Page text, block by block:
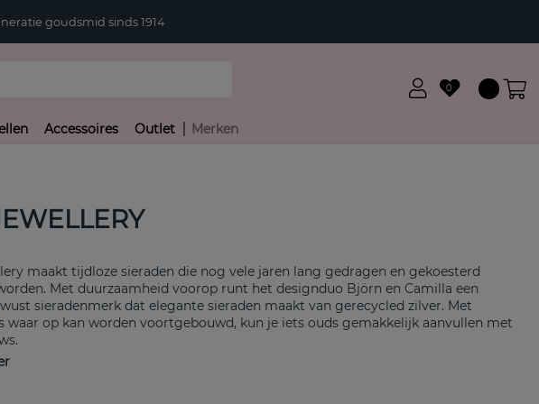
goudsmid sinds 1914
0
Accessoires Outlet Merken
maakt tijdloze sieraden die nog vele jaren lang gedragen en gekoesterd
Met duurzaamheid voorop runt het designduo Björn en Camilla een
sieradenmerk dat elegante sieraden maakt van gerecycled zilver. Met
waar op kan worden voortgebouwd, kun je iets ouds gemakkelijk aanvullen met